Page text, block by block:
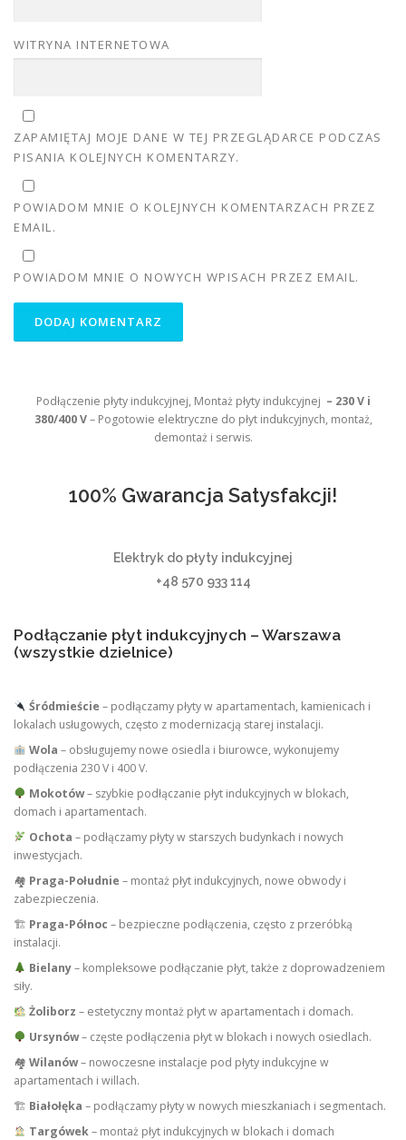
WITRYNA INTERNETOWA
ZAPAMIĘTAJ MOJE DANE W TEJ PRZEGLĄDARCE PODCZAS
PISANIA KOLEJNYCH KOMENTARZY.
POWIADOM MNIE O KOLEJNYCH KOMENTARZACH PRZEZ
EMAIL.
POWIADOM MNIE O NOWYCH WPISACH PRZEZ EMAIL.
Podłączenie płyty indukcyjnej, Montaż płyty indukcyjnej – 230 V i
380/400 V– Pogotowie elektryczne do płyt indukcyjnych, montaż,
demontaż i serwis.
100% Gwarancja Satysfakcji!
Elektryk do płyty indukcyjnej
+48 570 933 114
Podłączanie płyt indukcyjnych – Warszawa
(wszystkie dzielnice)
Śródmieście – podłączamy płyty w apartamentach, kamienicach i
lokalach usługowych, często z modernizacją starej instalacji.
Wola – obsługujemy nowe osiedla i biurowce, wykonujemy
podłączenia 230 V i 400 V.
Mokotów– szybkie podłączanie płyt indukcyjnych w blokach,
domach i apartamentach.
Ochota – podłączamy płyty w starszych budynkach i nowych
inwestycjach.
🏘 Praga-Południe – montaż płyt indukcyjnych, nowe obwody i
zabezpieczenia.
🏗 Praga-Północ – bezpieczne podłączenia, często z przeróbką
instalacji.
Bielany– kompleksowe podłączanie płyt, także z doprowadzeniem
siły.
Żoliborz – estetyczny montaż płyt w apartamentach i domach.
Ursynów– częste podłączenia płyt w blokach i nowych osiedlach.
🏘 Wilanów– nowoczesne instalacje pod płyty indukcyjne w
apartamentach i willach.
🏗 Białołęka – podłączamy płyty w nowych mieszkaniach i segmentach.
Targówek– montaż płyt indukcyjnych w blokach i domach